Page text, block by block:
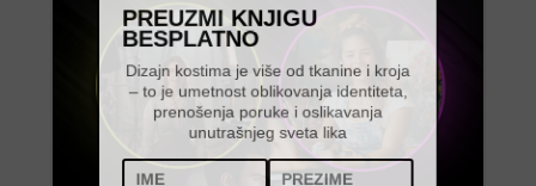
PREUZMI KNJIGU
BESPLATNO
Dizajn kostima je više od tkanine i kroja
– to je umetnost oblikovanja identiteta,
prenošenja poruke i oslikavanja
unutrašnjeg sveta lika